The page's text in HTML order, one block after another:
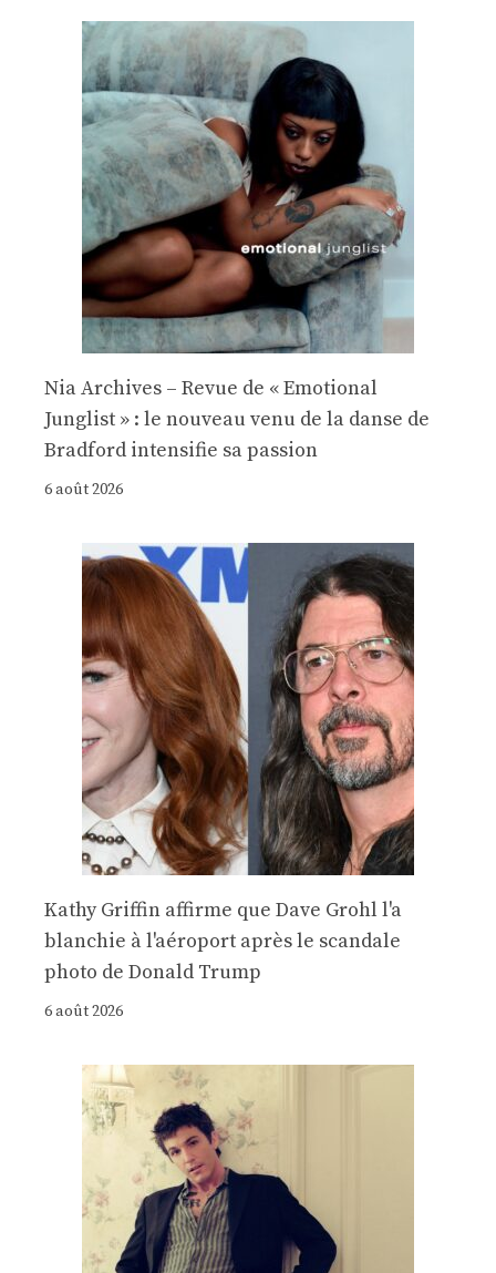
Nia Archives – Revue de « Emotional
Junglist » : le nouveau venu de la danse de
Bradford intensifie sa passion
6 août 2026
Kathy Griffin affirme que Dave Grohl l'a
blanchie à l'aéroport après le scandale
photo de Donald Trump
6 août 2026